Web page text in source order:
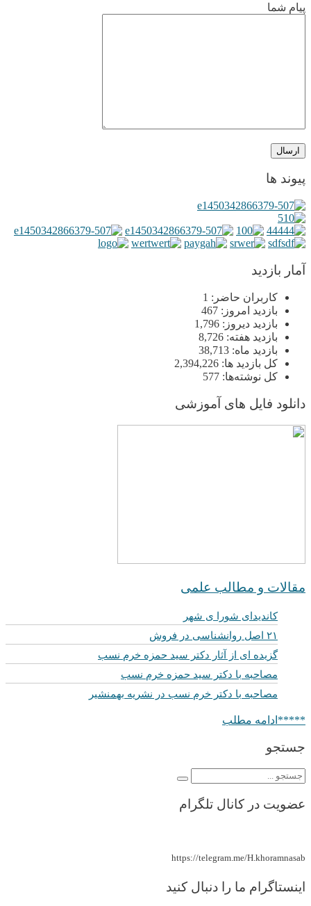
پیام شما
پیوند ها
آمار بازدید
کاربران حاضر: 1
بازدید امروز: 467
بازدید دیروز: 1,796
بازدید هفته: 8,726
بازدید ماه: 38,713
کل بازدید ها: 2,394,226
کل نوشته‌ها: 577
دانلود فایل های آموزشی
مقالات و مطالب علمی
کاندیدای شورا ی شهر
۲۱ اصل روانشناسی در فروش
گزیده ای از آثار دکتر سید حمزه خرم نسب
مصاحبه با دکتر سید حمزه خرم نسب
مصاحبه با دکتر خرم نسب در نشریه بهمنشیر
*****ادامه مطلب
جستجو
عضویت در کانال تلگرام
https://telegram.me/H.khoramnasab
اینستاگرام ما را دنبال کنید